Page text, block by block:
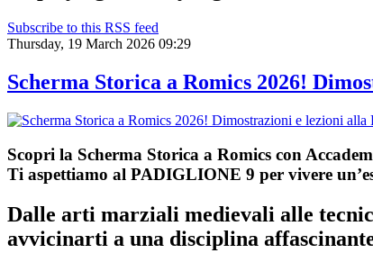
Subscribe to this RSS feed
Thursday, 19 March 2026 09:29
Scherma Storica a Romics 2026!
Scopri la Scherma Storica a Romics con
Ti aspettiamo al PADIGLIONE 9 per vivere
Dalle arti marziali medievali alle
avvicinarti a una disciplina